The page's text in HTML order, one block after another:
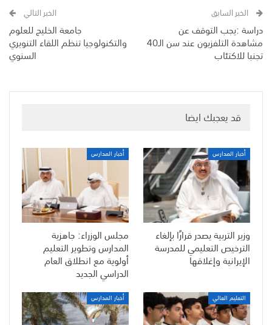
الخبر السابق
دراسة :يجب التوقف عن
مشاهدة التلفزيون عند سن الـ40
تجنبا للاكتئاب
الخبر التالي
جامعة الخليج للعلوم
والتكنولوجيا تنظم اللقاء التنويري
السنوي
قد يعجبك ايضا
أخبار المدارس
وزير التربية يصدر قرارًا بإلغاء
الترخيص التعليمي للمدرسة
الإيرانية وإغلاقها
أخبار المدارس
مجلس الوزراء: جاهزية
المدارس وتطوير التعليم
أولوية مع انطلاق العام
الدراسي الجديد
التعليم العالي أخبار المدارس